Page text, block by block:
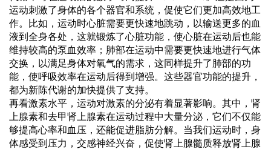
运动刺激了身体的各个器官和系统，促使它们更加高效地工
作。比如，运动时心脏需要更快速地跳动，以输送更多的血
液到全身各处，这就锻炼了心脏功能，使心脏在运动后也能
维持较高的泵血效率；肺部在运动中需要更快速地进行气体
交换，以满足身体对氧气的需求，这同样提升了肺部的功
能，使呼吸效率在运动后得到增强。这些器官功能的提升，
都为新陈代谢的加快提供了支持。
再看激素水平，运动对激素的分泌有着显著影响。其中，肾
上腺素和去甲肾上腺素在运动过程中大量分泌，它们不仅能
够提高心率和血压，还能促进脂肪分解。当我们运动时，身
体感受到压力，交感神经兴奋，促使肾上腺髓质释放肾上腺